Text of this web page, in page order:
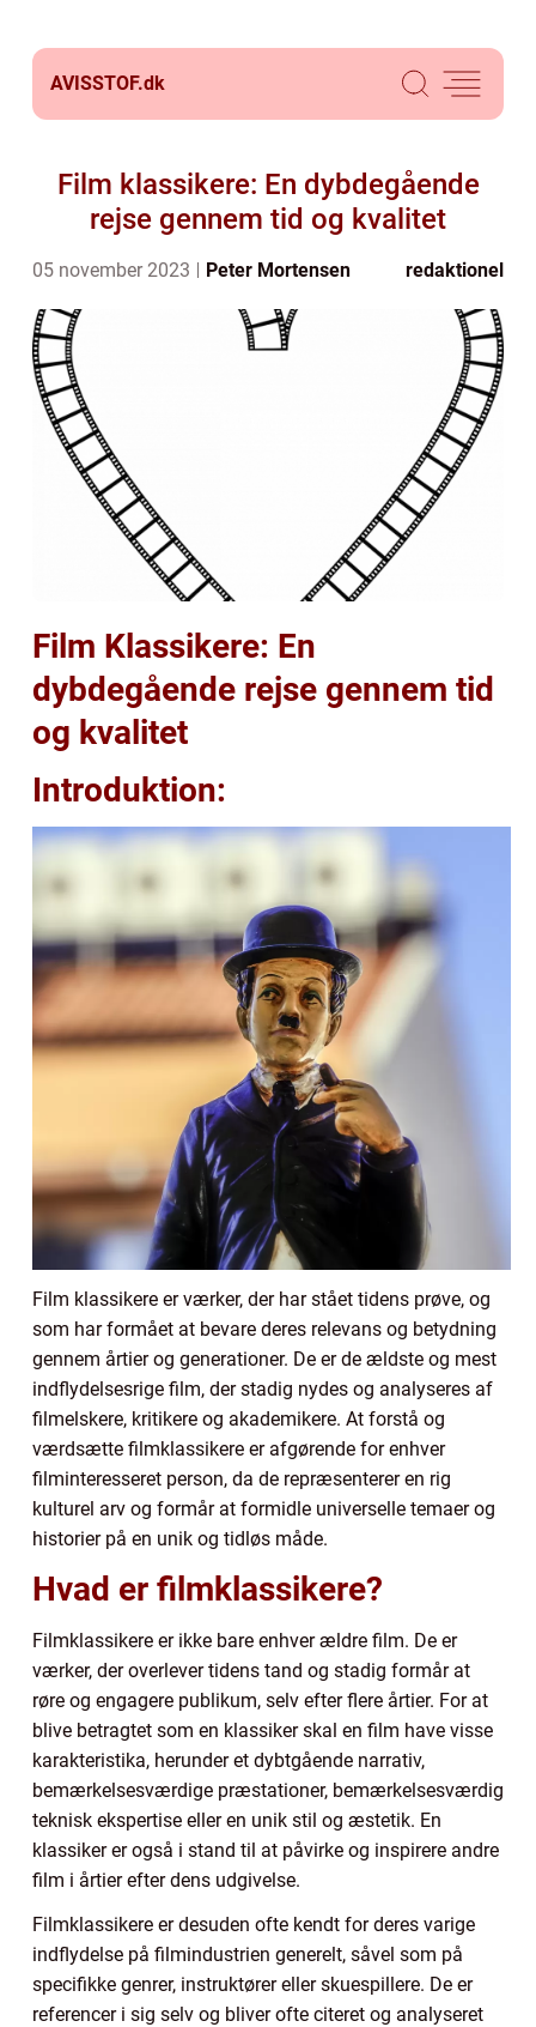
AVISSTOF.dk
Film klassikere: En dybdegående
rejse gennem tid og kvalitet
05 november 2023 Peter Mortensen redaktionel
Film Klassikere: En
dybdegående rejse gennem tid
og kvalitet
Introduktion:
Film klassikere er værker, der har stået tidens prøve, og
som har formået at bevare deres relevans og betydning
gennem årtier og generationer. De er de ældste og mest
indflydelsesrige film, der stadig nydes og analyseres af
filmelskere, kritikere og akademikere. At forstå og
værdsætte filmklassikere er afgørende for enhver
filminteresseret person, da de repræsenterer en rig
kulturel arv og formår at formidle universelle temaer og
historier på en unik og tidløs måde.
Hvad er filmklassikere?
Filmklassikere er ikke bare enhver ældre film. De er
værker, der overlever tidens tand og stadig formår at
røre og engagere publikum, selv efter flere årtier. For at
blive betragtet som en klassiker skal en film have visse
karakteristika, herunder et dybtgående narrativ,
bemærkelsesværdige præstationer, bemærkelsesværdig
teknisk ekspertise eller en unik stil og æstetik. En
klassiker er også i stand til at påvirke og inspirere andre
film i årtier efter dens udgivelse.
Filmklassikere er desuden ofte kendt for deres varige
indflydelse på filmindustrien generelt, såvel som på
specifikke genrer, instruktører eller skuespillere. De er
referencer i sig selv og bliver ofte citeret og analyseret